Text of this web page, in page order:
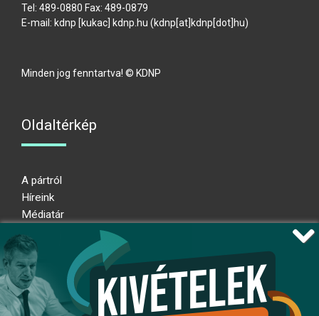
Tel: 489-0880 Fax: 489-0879
E-mail: kdnp [kukac] kdnp.hu (kdnp[at]kdnp[dot]hu)
Minden jog fenntartva! © KDNP
Oldaltérkép
A pártról
Híreink
Médiatár
Adatkezelési nyilatkozat
Átláthatósági nyilatkozat
Ugrás az oldal tetejére